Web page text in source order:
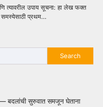
त्यावरील उपाय सूचना: हा लेख फक्त
समस्येसाठी प्रथम…
Search
बदलांची सुरुवात समजून घेताना